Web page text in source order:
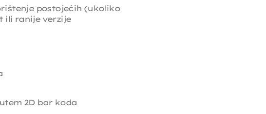
postojećih (ukoliko
ili ranije verzije
2D bar koda